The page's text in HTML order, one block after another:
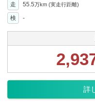
走 55.5万km (実走行距離)
検
-
詳